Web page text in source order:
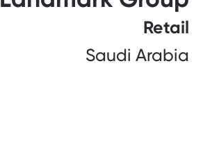
Retail
Saudi Arabia